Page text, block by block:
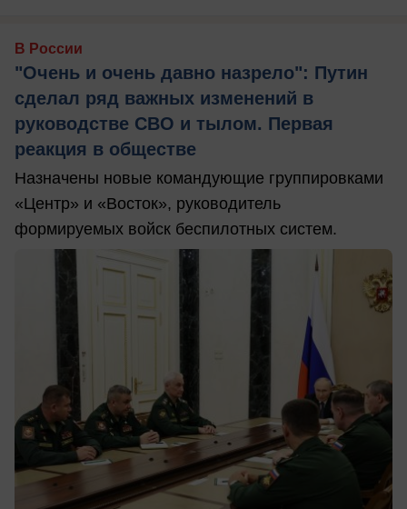
В России
"Очень и очень давно назрело": Путин
сделал ряд важных изменений в
руководстве СВО и тылом. Первая
реакция в обществе
Назначены новые командующие группировками
«Центр» и «Восток», руководитель
формируемых войск беспилотных систем.